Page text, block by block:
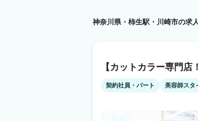
神奈川県・柿生駅・川崎市の求
【カットカラー専門
契約社員・パート 美容師スタ